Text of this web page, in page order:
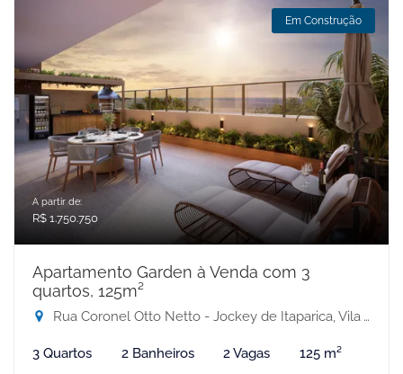
Em Construção
A partir de:
R$ 1.750.750
Apartamento Garden à Venda com 3
quartos, 125m²
Rua Coronel Otto Netto - Jockey de Itaparica, Vila Velha-ES
3 Quartos 2 Banheiros 2 Vagas 125 m²